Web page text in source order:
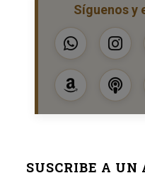
Síguenos y
SUSCRIBE A